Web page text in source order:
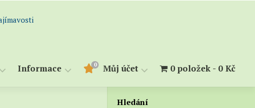
Informace 0 Můj účet
Objednávky
0 položek 0 Kč
Hledání